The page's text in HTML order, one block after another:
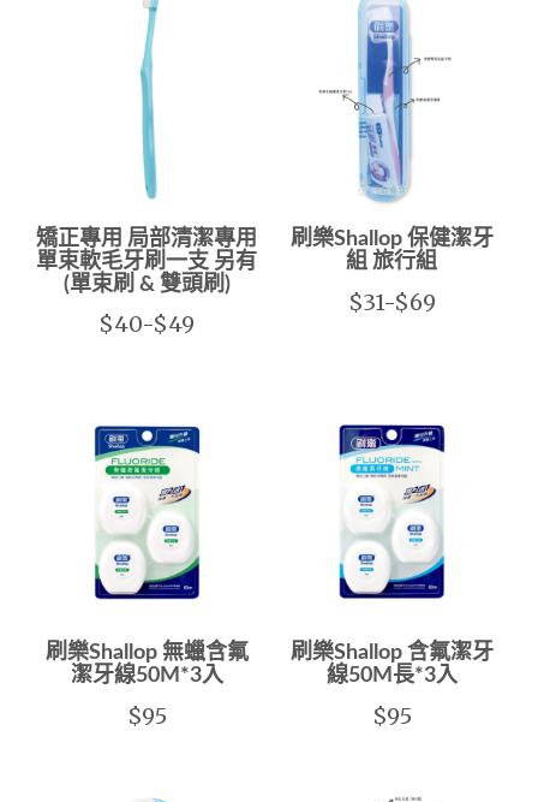
矯正專用 局部清潔專用
單束軟毛牙刷一支 另有
(單束刷 & 雙頭刷)
$40-$49
刷樂Shallop 保健潔牙
組 旅行組
$31-$69
刷樂Shallop 無蠟含氟
潔牙線50M*3入
$95
刷樂Shallop 含氟潔牙
線50M長*3入
$95